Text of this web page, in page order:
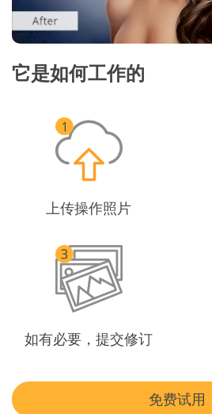
它是如何工作的
上传操作照片
如有必要，提交修订
免费试用